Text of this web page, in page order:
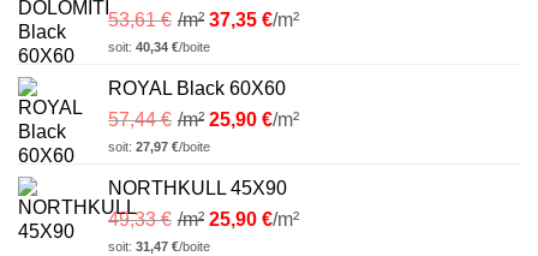
53,61€ /m² 37,35 €/m²
soit: 40,34 €/boite
ROYAL Black 60X60
57,44€ /m² 25,90 €/m²
soit: 27,97 €/boite
NORTHKULL 45X90
49,33€ /m² 25,90 €/m²
soit: 31,47 €/boite